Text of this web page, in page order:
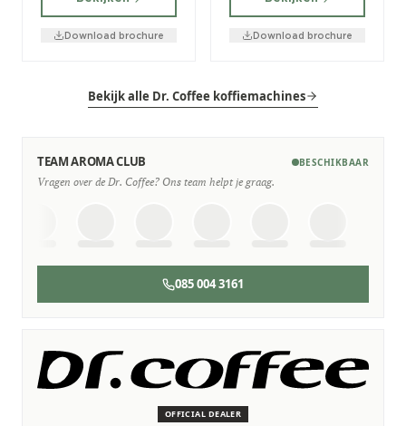
Download brochure Download brochure
Bekijk alle Dr. Coffee koffiemachines
TEAM AROMA CLUB BESCHIKBAAR
Vragen over de Dr. Coffee? Ons team helpt je graag.
085 004 3161
OFFICIAL DEALER
Wij staan voor je klaar
Deskundige monteurs die verstand hebben van Dr. Coffee
Persoonlijk, snel en zonder gedoe.